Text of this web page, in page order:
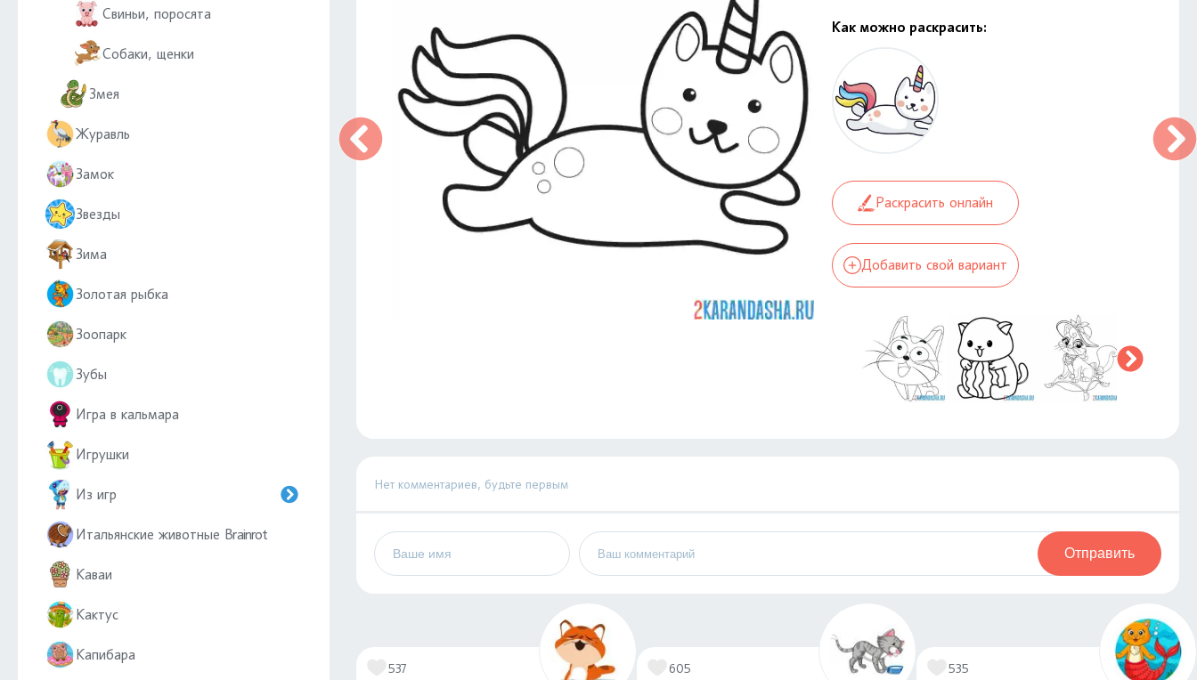
Свиньи, поросята
Собаки, щенки
Змея
Журавль
Замок
Звезды
Зима
Золотая рыбка
Зоопарк
Зубы
Игра в кальмара
Игрушки
Из игр
Итальянские животные Brainrot
Каваи
Кактус
Капибара
Как можно раскрасить:
Раскрасить онлайн
Добавить свой вариант
Нет комментариев, будьте первым
Отправить
537 605 535